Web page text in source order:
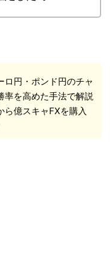
ロ円・ポンド円のチャ
率を高めた手法で解説
ら億スキャFXを購入